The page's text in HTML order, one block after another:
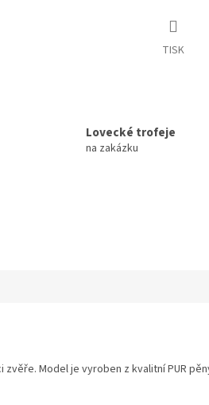
TISK
Lovecké trofeje
na zakázku
Model je vyroben z kvalitní PUR